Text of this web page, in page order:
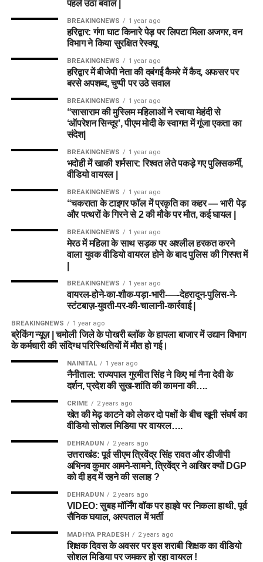
पहले उठा बवाल |
BREAKINGNEWS 1 year ago
हरिद्वार: गंगा घाट किनारे पेड़ पर लिपटा मिला अजगर, वन
विभाग ने किया सुरक्षित रेस्क्यू
BREAKINGNEWS 1 year ago
हरिद्वार में बीजेपी नेता की दबंगई कैमरे में कैद, अफसर पर
बरसे अपशब्द, चुप्पी पर उठे सवाल
BREAKINGNEWS 1 year ago
“सासाराम की मुस्लिम महिलाओं ने रचाया मेहंदी से
‘ऑपरेशन सिन्दूर’, पीएम मोदी के स्वागत में गूंजा एकता का
संदेश|
BREAKINGNEWS 1 year ago
भदोही में खाकी शर्मसार: रिश्वत लेते पकड़े गए पुलिसकर्मी,
वीडियो वायरल |
BREAKINGNEWS 1 year ago
“चकराता के टाइगर फॉल में प्रकृति का कहर — भारी पेड़
और पत्थरों के गिरने से 2 की मौके पर मौत, कई घायल |
BREAKINGNEWS 1 year ago
मेरठ में महिला के साथ सड़क पर अश्लील हरकत करने
वाला युवक वीडियो वायरल होने के बाद पुलिस की गिरफ्त में
BREAKINGNEWS 1 year ago
वायरल-होने-का-शौक-पड़ा-भारी-—-देहरादून-पुलिस-ने-
स्टंटबाज़-युवती-पर-की-चालानी-कार्रवाई |
BREAKINGNEWS 1 year ago
ब्रेकिंग न्यूज़ | चमोली जिले के पोखरी ब्लॉक के हापला बाजार में उद्यान विभाग
के कर्मचारी की संदिग्ध परिस्थितियों में मौत हो गई।
NAINITAL 1 year ago
नैनीताल: राज्यपाल गुरमीत सिंह ने किए मां नैना देवी के
दर्शन, प्रदेश की सुख-शांति की कामना की….
CRIME 2 years ago
खेत की मेढ़ काटने को लेकर दो पक्षों के बीच खूनी संघर्ष का
वीडियो सोशल मिडिया पर वायरल….
DEHRADUN 2 years ago
उत्तराखंड: पूर्व सीएम त्रिवेंद्र सिंह रावत और डीजीपी
अभिनव कुमार आमने-सामने, त्रिवेंद्र ने आखिर क्यों DGP
को दी हद में रहने की सलाह ?
DEHRADUN 2 years ago
VIDEO: सुबह मॉर्निंग वॉक पर हाइवे पर निकला हाथी, पूर्व
सैनिक घयाल, अस्पताल में भर्ती
MADHYA PRADESH 2 years ago
शिक्षक दिवस के अवसर पर इस शराबी शिक्षक का वीडियो
सोशल मिडिया पर जमकर हो रहा वायरल !